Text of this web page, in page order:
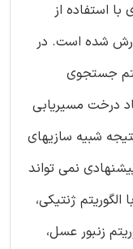
استفاده از
شده است. در
جستجوی
درخت مسیریابی
شبیه سازیهای
نمی تواند
ژنتیکی،
زنبور عسل،